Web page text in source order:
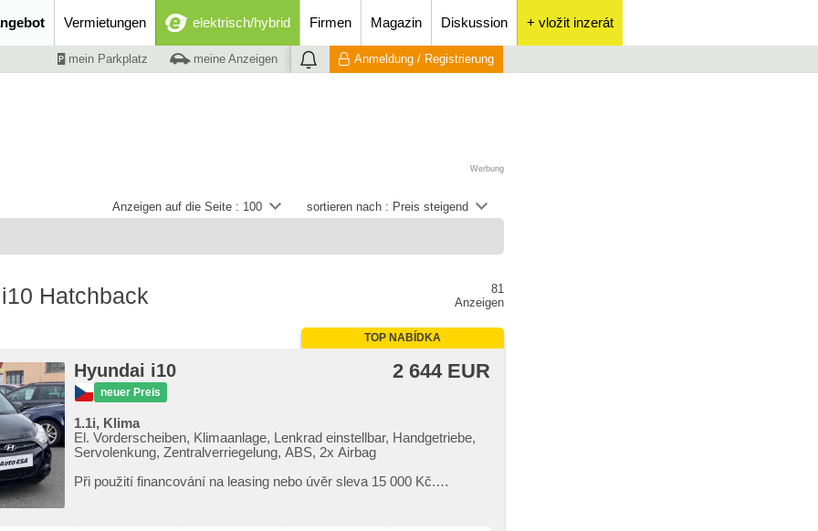
Vermietungen elektrisch/hybrid Firmen Magazin Diskussion + vložit inzerát
mein Parkplatz meine Anzeigen Anmeldung / Registrierung
Werbung
sortieren nach : Preis steigend
Anzeigen auf die Seite : 100
Hatchback
81
Anzeigen
TOP NABÍDKA
Hyundai i10
neuer Preis
2 644 EUR
1.1i, Klima
El. Vorderscheiben, Klimaanlage, Lenkrad einstellbar, Handgetriebe,
Servolenkung, Zentralverriegelung, ABS, 2x Airbag
Při použití financování na leasing nebo úvěr sleva 15 000 Kč.